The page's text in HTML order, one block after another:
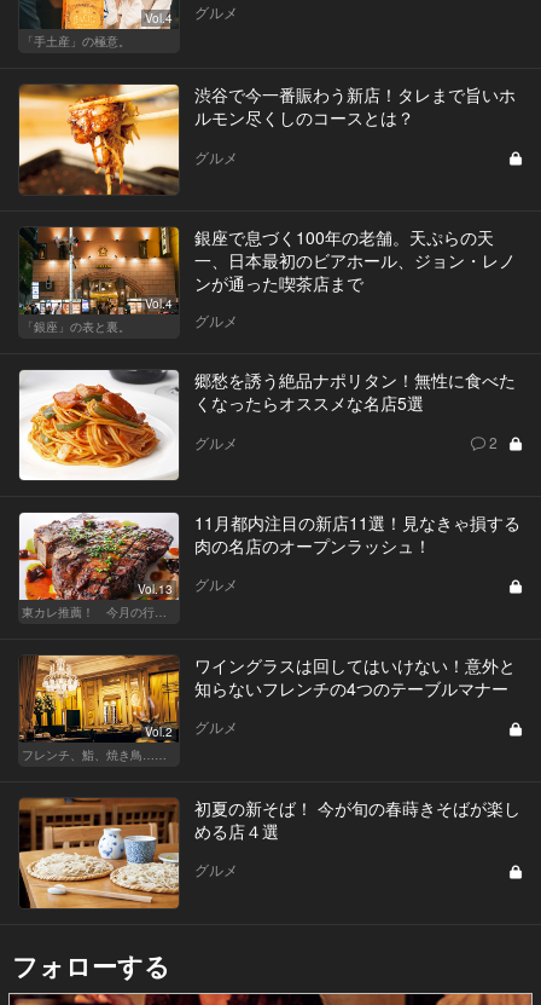
Vol.4
「手土産」の極意。
グルメ
渋谷で今一番賑わう新店！タレまで旨いホ
ルモン尽くしのコースとは？
グルメ
Vol.4
「銀座」の表と裏。
銀座で息づく100年の老舗。天ぷらの天
一、日本最初のビアホール、ジョン・レノ
ンが通った喫茶店まで
グルメ
郷愁を誘う絶品ナポリタン！無性に食べた
くなったらオススメな名店5選
グルメ 2
Vol.13
東カレ推薦！ 今月の行くべき店
11月都内注目の新店11選！見なきゃ損する
肉の名店のオープンラッシュ！
グルメ
Vol.2
フレンチ、鮨、焼き鳥…グルメなら知っておきたい知識
ワイングラスは回してはいけない！意外と
知らないフレンチの4つのテーブルマナー
グルメ
初夏の新そば！ 今が旬の春蒔きそばが楽し
める店４選
グルメ
フォローする